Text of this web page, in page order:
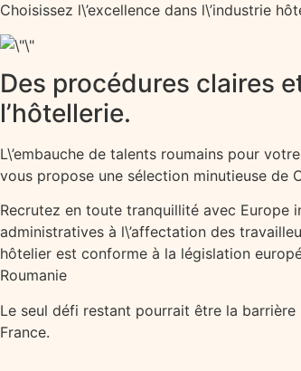
Choisissez l\’excellence dans l\’industrie
Des procédures claires
l’hôtellerie.
L\’embauche de talents roumains pour
vous propose une sélection minutieuse de
Recrutez en toute tranquillité avec Europe
administratives à l\’affectation des
hôtelier est conforme à la législation
Roumanie
Le seul défi restant pourrait être la
France.